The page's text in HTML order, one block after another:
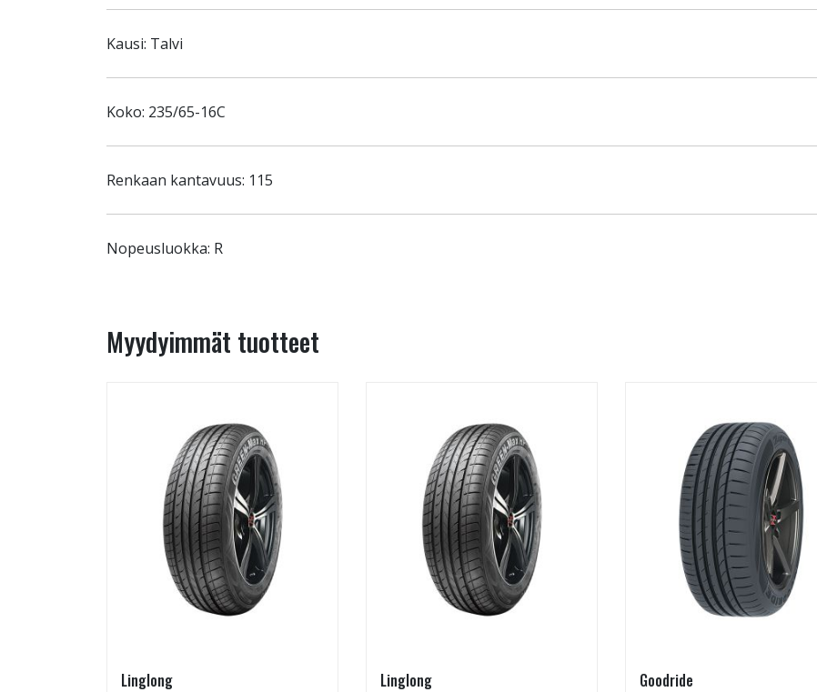
Kausi: Talvi
Koko: 235/65-16C
Renkaan kantavuus: 115
Nopeusluokka: R
Myydyimmät tuotteet
Linglong Linglong Goodride